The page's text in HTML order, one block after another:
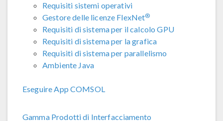
Requisiti sistemi operativi
Gestore delle licenze FlexNet®
Requisiti di sistema per il calcolo GPU
Requisiti di sistema per la grafica
Requisiti di sistema per parallelismo
Ambiente Java
Eseguire App COMSOL
Gamma Prodotti di Interfacciamento